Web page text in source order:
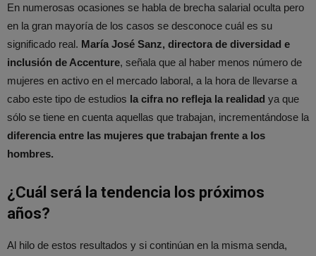
En numerosas ocasiones se habla de brecha salarial oculta pero
en la gran mayoría de los casos se desconoce cuál es su
significado real. María José Sanz, directora de diversidad e
inclusión de Accenture, señala que al haber menos número de
mujeres en activo en el mercado laboral, a la hora de llevarse a
cabo este tipo de estudios la cifra no refleja la realidad ya que
sólo se tiene en cuenta aquellas que trabajan, incrementándose la
diferencia entre las mujeres que trabajan frente a los
hombres.
¿Cuál será la tendencia los próximos
años?
Al hilo de estos resultados y si continúan en la misma senda,